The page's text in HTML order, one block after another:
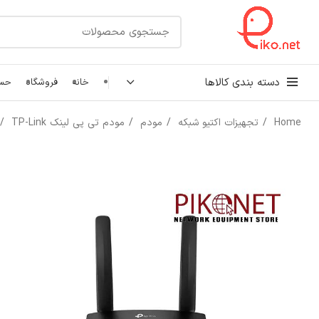
دسته بندی کالاها
کابل شبکه
خانه فروشگاه
Home تجهیزات اکتیو شبکه مودم مودم تی پی لینک TP-Link